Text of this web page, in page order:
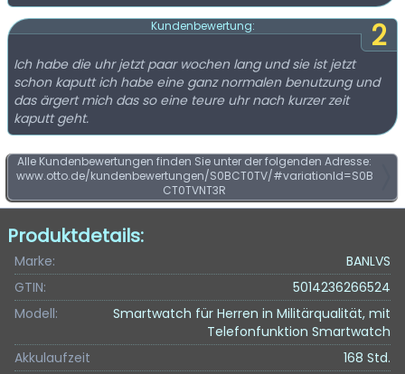
2
Kundenbewertung:
Ich habe die uhr jetzt paar wochen lang und sie ist jetzt
schon kaputt ich habe eine ganz normalen benutzung und
das ärgert mich das so eine teure uhr nach kurzer zeit
kaputt geht.
Alle Kundenbewertungen finden Sie unter der folgenden Adresse:
www.otto.de/kundenbewertungen/S0BCT0TV/#variationId=S0B
CT0TVNT3R
Produktdetails:
Marke:
BANLVS
GTIN:
5014236266524
Modell:
Smartwatch für Herren in Militärqualität, mit
Telefonfunktion Smartwatch
Akkulaufzeit
168 Std.